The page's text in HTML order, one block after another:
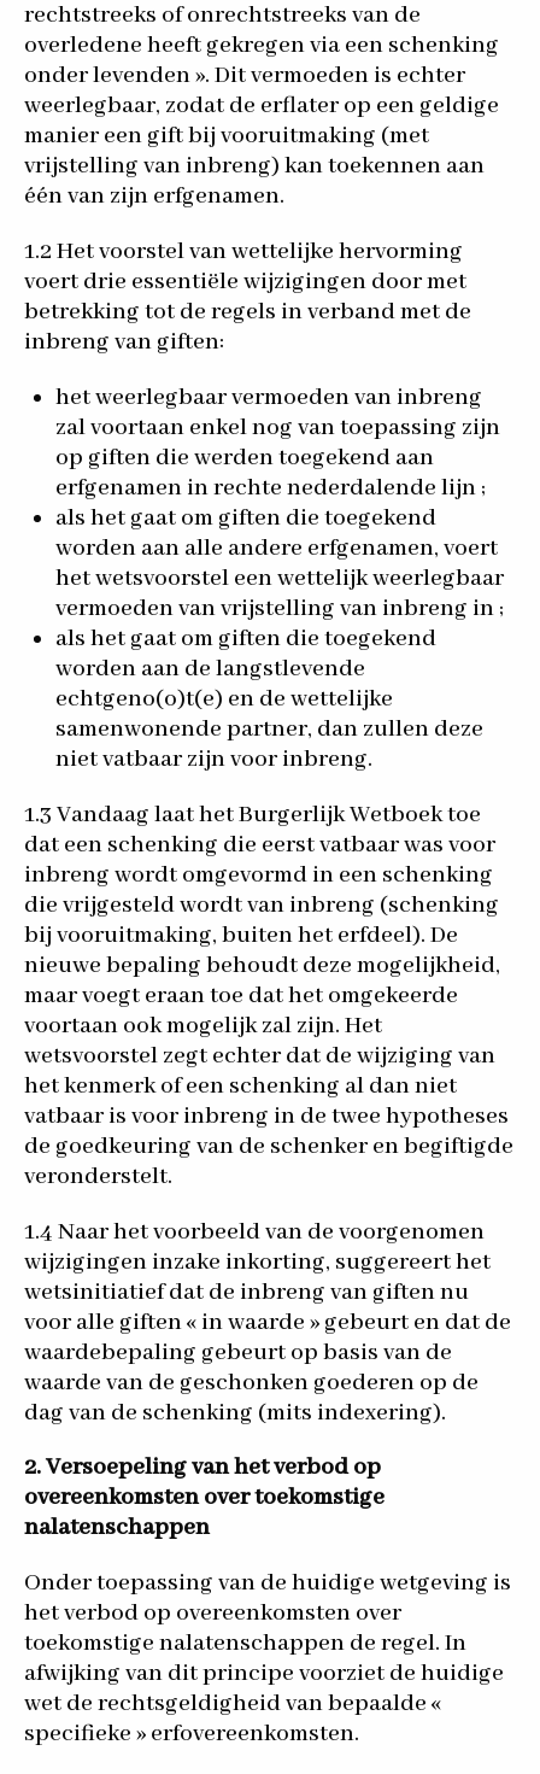
rechtstreeks of onrechtstreeks van de
overledene heeft gekregen via een schenking
onder levenden ». Dit vermoeden is echter
weerlegbaar, zodat de erflater op een geldige
manier een gift bij vooruitmaking (met
vrijstelling van inbreng) kan toekennen aan
één van zijn erfgenamen.
1.2 Het voorstel van wettelijke hervorming
voert drie essentiële wijzigingen door met
betrekking tot de regels in verband met de
inbreng van giften:
het weerlegbaar vermoeden van inbreng
zal voortaan enkel nog van toepassing zijn
op giften die werden toegekend aan
erfgenamen in rechte nederdalende lijn ;
als het gaat om giften die toegekend
worden aan alle andere erfgenamen, voert
het wetsvoorstel een wettelijk weerlegbaar
vermoeden van vrijstelling van inbreng in ;
als het gaat om giften die toegekend
worden aan de langstlevende
echtgeno(o)t(e) en de wettelijke
samenwonende partner, dan zullen deze
niet vatbaar zijn voor inbreng.
1.3 Vandaag laat het Burgerlijk Wetboek toe
dat een schenking die eerst vatbaar was voor
inbreng wordt omgevormd in een schenking
die vrijgesteld wordt van inbreng (schenking
bij vooruitmaking, buiten het erfdeel). De
nieuwe bepaling behoudt deze mogelijkheid,
maar voegt eraan toe dat het omgekeerde
voortaan ook mogelijk zal zijn. Het
wetsvoorstel zegt echter dat de wijziging van
het kenmerk of een schenking al dan niet
vatbaar is voor inbreng in de twee hypotheses
de goedkeuring van de schenker en begiftigde
veronderstelt.
1.4 Naar het voorbeeld van de voorgenomen
wijzigingen inzake inkorting, suggereert het
wetsinitiatief dat de inbreng van giften nu
voor alle giften « in waarde » gebeurt en dat de
waardebepaling gebeurt op basis van de
waarde van de geschonken goederen op de
dag van de schenking (mits indexering).
2. Versoepeling van het verbod op
overeenkomsten over toekomstige
nalatenschappen
Onder toepassing van de huidige wetgeving is
het verbod op overeenkomsten over
toekomstige nalatenschappen de regel. In
afwijking van dit principe voorziet de huidige
wet de rechtsgeldigheid van bepaalde «
specifieke » erfovereenkomsten.